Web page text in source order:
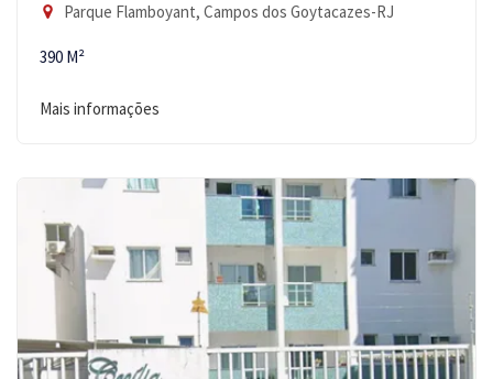
Parque Flamboyant, Campos dos Goytacazes-RJ
390 M²
Mais informações